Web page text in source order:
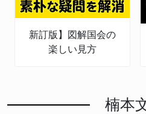
新訂版】図解国会の
楽しい見方
楠本